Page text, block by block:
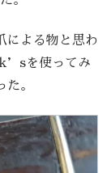
による物と思わ
を使ってみ
。